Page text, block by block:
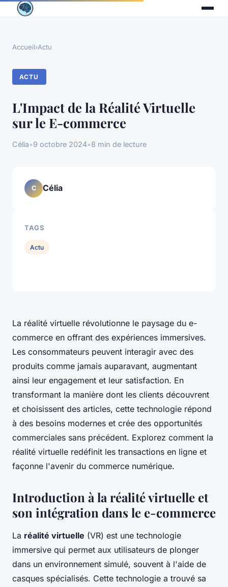
Accueil›Actu
ACTU
L'Impact de la Réalité Virtuelle
sur le E-commerce
Célia•9 octobre 2024•8 min de lecture
La réalité virtuelle révolutionne le paysage du e-
commerce en offrant des expériences immersives.
Les consommateurs peuvent interagir avec des
produits comme jamais auparavant, augmentant
ainsi leur engagement et leur satisfaction. En
transformant la manière dont les clients découvrent
et choisissent des articles, cette technologie répond
à des besoins modernes et crée des opportunités
commerciales sans précédent. Explorez comment la
réalité virtuelle redéfinit les transactions en ligne et
façonne l'avenir du commerce numérique.
Introduction à la réalité virtuelle et
son intégration dans le e-commerce
La réalité virtuelle (VR) est une technologie
immersive qui permet aux utilisateurs de plonger
dans un environnement simulé, souvent à l'aide de
casques spécialisés. Cette technologie a trouvé sa
C Célia
TAGS
Actu